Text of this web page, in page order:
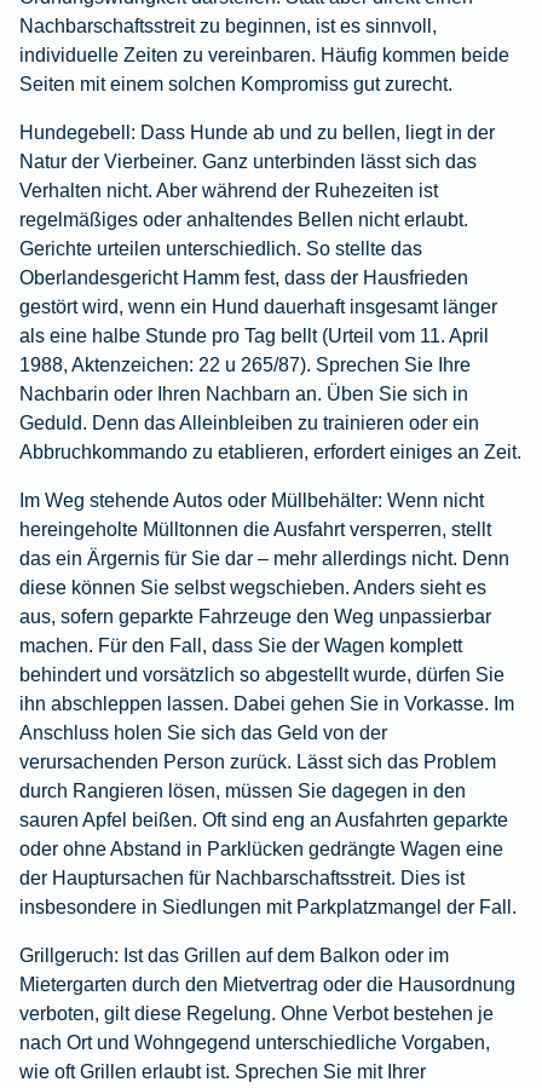
Nachbarschaftsstreit zu beginnen, ist es sinnvoll,
individuelle Zeiten zu vereinbaren. Häufig kommen beide
Seiten mit einem solchen Kompromiss gut zurecht.
Hundegebell: Dass Hunde ab und zu bellen, liegt in der
Natur der Vierbeiner. Ganz unterbinden lässt sich das
Verhalten nicht. Aber während der Ruhezeiten ist
regelmäßiges oder anhaltendes Bellen nicht erlaubt.
Gerichte urteilen unterschiedlich. So stellte das
Oberlandesgericht Hamm fest, dass der Hausfrieden
gestört wird, wenn ein Hund dauerhaft insgesamt länger
als eine halbe Stunde pro Tag bellt (Urteil vom 11. April
1988, Aktenzeichen: 22 u 265/87). Sprechen Sie Ihre
Nachbarin oder Ihren Nachbarn an. Üben Sie sich in
Geduld. Denn das Alleinbleiben zu trainieren oder ein
Abbruchkommando zu etablieren, erfordert einiges an Zeit.
Im Weg stehende Autos oder Müllbehälter: Wenn nicht
hereingeholte Mülltonnen die Ausfahrt versperren, stellt
das ein Ärgernis für Sie dar – mehr allerdings nicht. Denn
diese können Sie selbst wegschieben. Anders sieht es
aus, sofern geparkte Fahrzeuge den Weg unpassierbar
machen. Für den Fall, dass Sie der Wagen komplett
behindert und vorsätzlich so abgestellt wurde, dürfen Sie
ihn abschleppen lassen. Dabei gehen Sie in Vorkasse. Im
Anschluss holen Sie sich das Geld von der
verursachenden Person zurück. Lässt sich das Problem
durch Rangieren lösen, müssen Sie dagegen in den
sauren Apfel beißen. Oft sind eng an Ausfahrten geparkte
oder ohne Abstand in Parklücken gedrängte Wagen eine
der Hauptursachen für Nachbarschaftsstreit. Dies ist
insbesondere in Siedlungen mit Parkplatzmangel der Fall.
Grillgeruch: Ist das Grillen auf dem Balkon oder im
Mietergarten durch den Mietvertrag oder die Hausordnung
verboten, gilt diese Regelung. Ohne Verbot bestehen je
nach Ort und Wohngegend unterschiedliche Vorgaben,
wie oft Grillen erlaubt ist. Sprechen Sie mit Ihrer